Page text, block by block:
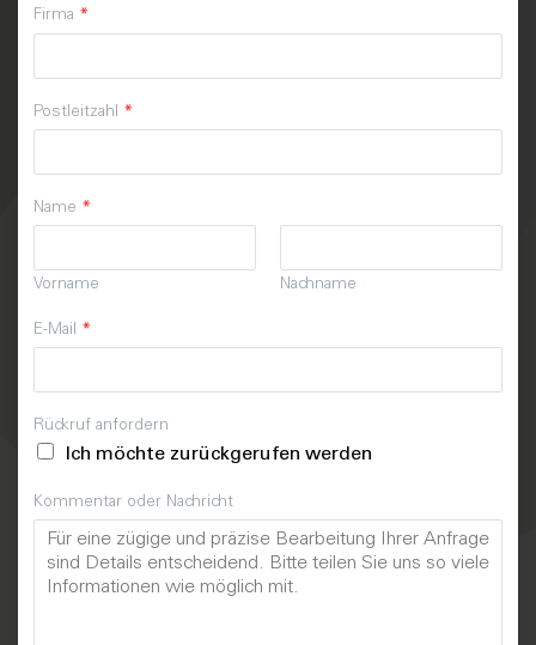
Firma *
Postleitzahl *
Name *
Vorname Nachname
E-Mail *
Rückruf anfordern
Ich möchte zurückgerufen werden
Kommentar oder Nachricht